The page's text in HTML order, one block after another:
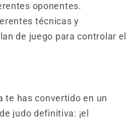
oponentes.
técnicas y
de juego para controlar el
te has convertido en un
judo definitiva: ¡el